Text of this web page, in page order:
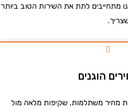
לתת את השירות הטוב ביותר
הוגנים
משתלמות, שקיפות מלאה מול